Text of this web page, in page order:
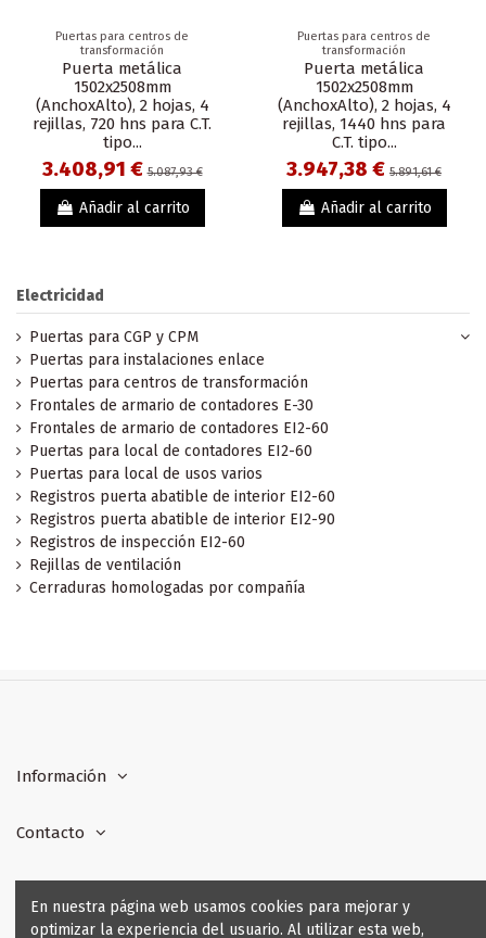
Puertas para centros de
transformación
Puerta metálica
1502x2508mm
(AnchoxAlto), 2 hojas, 4
rejillas, 720 hns para C.T.
tipo...
3.408,91 €5.087,93 €
Añadir al carrito
Puertas para centros de
transformación
Puerta metálica
1502x2508mm
(AnchoxAlto), 2 hojas, 4
rejillas, 1440 hns para
C.T. tipo...
3.947,38 € 5.891,61 €
Añadir al carrito
Electricidad
Puertas para CGP y CPM
Puertas para instalaciones enlace
Puertas para centros de transformación
Frontales de armario de contadores E-30
Frontales de armario de contadores EI2-60
Puertas para local de contadores EI2-60
Puertas para local de usos varios
Registros puerta abatible de interior EI2-60
Registros puerta abatible de interior EI2-90
Registros de inspección EI2-60
Rejillas de ventilación
Cerraduras homologadas por compañía
Información
Contacto
En nuestra página web usamos cookies para mejorar y
optimizar la experiencia del usuario. Al utilizar esta web,